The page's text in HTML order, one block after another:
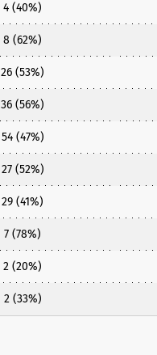
4 (40%)
8 (62%)
26 (53%)
36 (56%)
54 (47%)
27 (52%)
29 (41%)
7 (78%)
2 (20%)
2 (33%)